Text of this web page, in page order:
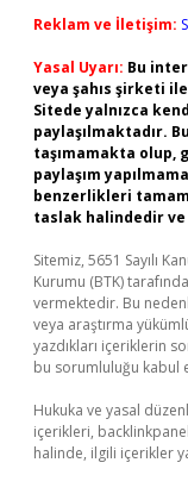
Reklam ve İletişim:
Yasal Uyarı: Bu
veya şahıs şirketi
Sitede yalnızca
paylaşılmaktadır.
taşımamakta olup,
paylaşım
benzerlikleri
taslak halindedir
Sitemiz, 5651 Sayılı
Kurumu (BTK)
vermektedir. Bu
veya araştırma
yazdıkları içeriklerin
bu sorumluluğu kabul
Hukuka ve yasal
içerikleri,
halinde, ilgili içerikler